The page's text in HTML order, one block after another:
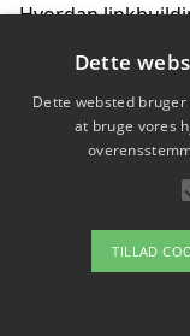
Hvordan
Sådan har
ændret sig
Om /
Dette
Dette websted
at bruge vores
TILLAD